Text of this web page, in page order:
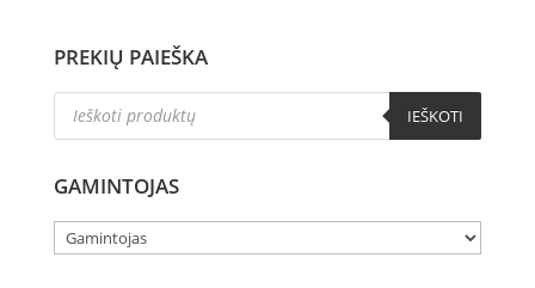
PREKIŲ PAIEŠKA
Products
IEŠKOTI
GAMINTOJAS